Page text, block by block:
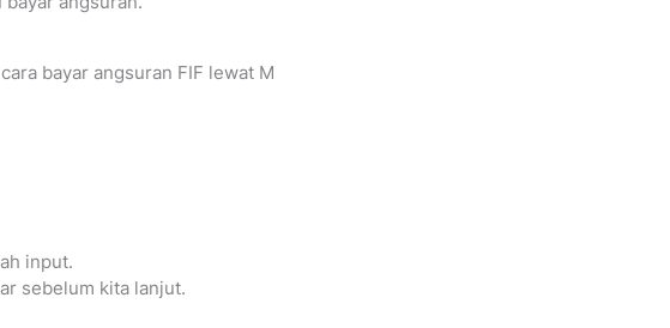
bayar angsuran FIF lewat M
input.
sebelum kita lanjut.